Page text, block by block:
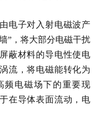
电子对入射电磁波产
”，将大部分电磁干扰
蔽材料的导电性使电
流，将电磁能转化为
频电磁场下的重要现
在导体表面流动，电